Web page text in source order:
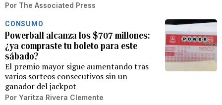
Por The Associated Press
CONSUMO
Powerball alcanza los $707 millones:
¿ya compraste tu boleto para este
sábado?
El premio mayor sigue aumentando tras
varios sorteos consecutivos sin un
ganador del jackpot
Por Yaritza Rivera Clemente